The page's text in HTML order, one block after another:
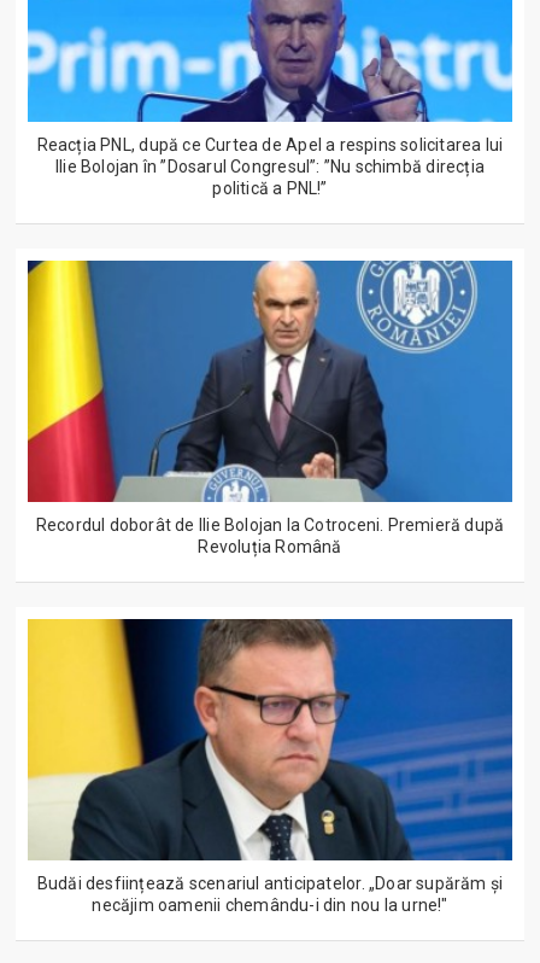
Reacția PNL, după ce Curtea de Apel a respins solicitarea lui
Ilie Bolojan în ”Dosarul Congresul”: ”Nu schimbă direcția
politică a PNL!”
Recordul doborât de Ilie Bolojan la Cotroceni. Premieră după
Revoluția Română
Budăi desființează scenariul anticipatelor. „Doar supărăm și
necăjim oamenii chemându-i din nou la urne!"